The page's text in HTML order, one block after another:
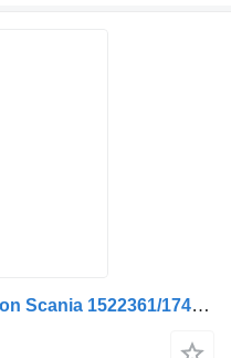
Culasse Chiuloasă pour camion Scania 1522361/1743125/1804716/1908204/1924437/2005280/1483900/570121/1938801/2128882/1912794/1909204